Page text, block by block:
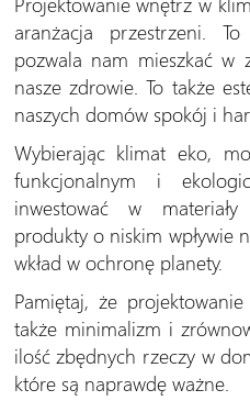
aranżacja przestrzeni.
pozwala nam mieszkać
nasze zdrowie. To także
naszych domów spokój i
Wybierając klimat eko,
funkcjonalnym i
inwestować w
produkty o niskim wpływie
wkład w ochronę planety.
Pamiętaj, że
także minimalizm i
ilość zbędnych rzeczy w
które są naprawdę ważne.